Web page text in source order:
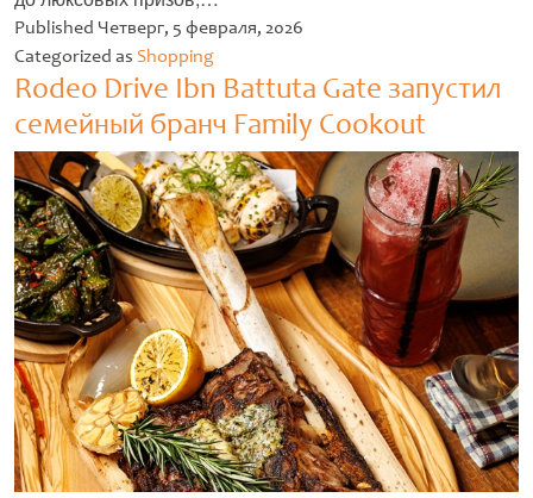
Untitled
Published Четверг, 5 февраля, 2026
Categorized as Shopping
Rodeo Drive Ibn Battuta Gate запустил
семейный бранч Family Cookout